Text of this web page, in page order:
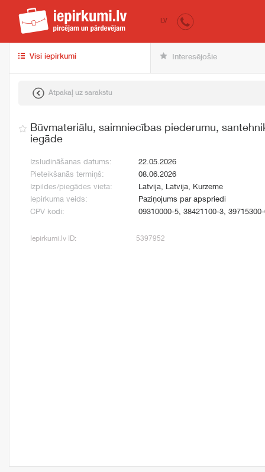
iepirkumi.lv
LV
Visi iepirkumi Interesējošie
Atpakaļ uz sarakstu
Būvmateriālu, saimniecības piederumu,
iegāde
Izsludināšanas datums:
22.05.2026
Pieteikšanās termiņš:
08.06.2026
Izpildes/piegādes vieta:
Latvija, Latvija, Kurzeme
Iepirkuma veids:
Paziņojums par apspriedi
CPV kodi:
09310000-5, 38421100-3,
Iepirkumi.lv ID: 5397952